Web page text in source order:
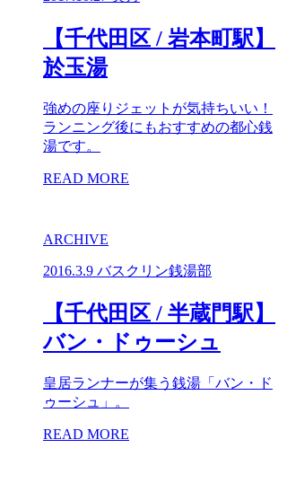
【千代田区 / 岩本町駅】
於玉湯
強めの座りジェットが気持ちいい！
ランニング後にもおすすめの都心銭
湯です。
READ MORE
ARCHIVE
2016.3.9 バスクリン銭湯部
【千代田区 / 半蔵門駅】
バン・ドゥーシュ
皇居ランナーが集う銭湯「バン・ド
ゥーシュ」。
READ MORE